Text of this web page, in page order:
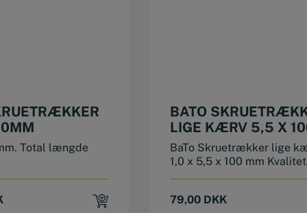
Total længde
BATO
LIGE KÆRV 5,5 X
MM
BaTo Skruetrækker lige
1,0 x 5,5 x 100 mm
79,00 DKK